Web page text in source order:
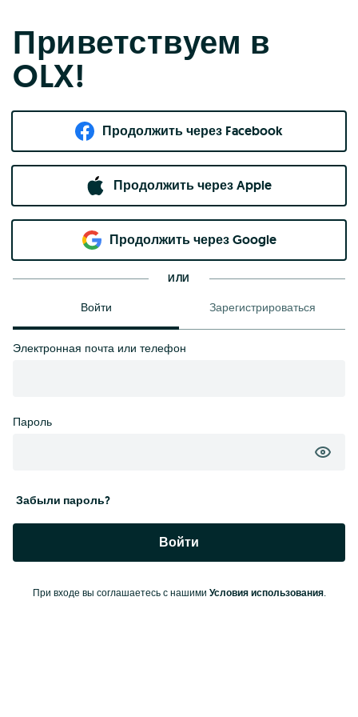
Приветствуем в
OLX!
Продолжить через Facebook
Продолжить через Apple
Продолжить через Google
ИЛИ
Войти Зарегистрироваться
Электронная почта или телефон
Пароль
Забыли пароль?
Войти
При входе вы соглашаетесь с нашими Условия использования.